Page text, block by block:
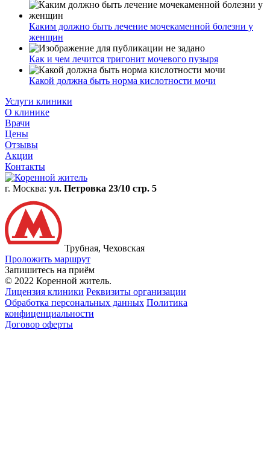
Каким должно быть лечение мочекаменной болезни у
женщин
Как и чем лечится тригонит мочевого пузыря
Какой должна быть норма кислотности мочи
Услуги клиники
О клинике
Врачи
Цены
Отзывы
Акции
Контакты
г. Москва: ул. Петровка 23/10 стр. 5
Трубная, Чеховская
Проложить маршрут
Запишитесь на приём
© 2022 Коренной житель.
Лицензия клиники Реквизиты организации
Обработка персональных данных Политика
конфиценциальности
Договор оферты